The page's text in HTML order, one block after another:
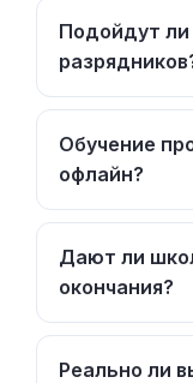
Подойдут ли
Обучение
офлайн?
Дают ли
окончания?
Реально ли